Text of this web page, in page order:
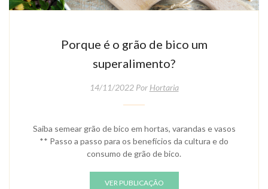
Porque é o grão de bico um
superalimento?
14/11/2022 Por Hortaria
Saiba semear grão de bico em hortas, varandas e vasos
** Passo a passo para os benefícios da cultura e do
consumo de grão de bico.
VER PUBLICAÇÃO